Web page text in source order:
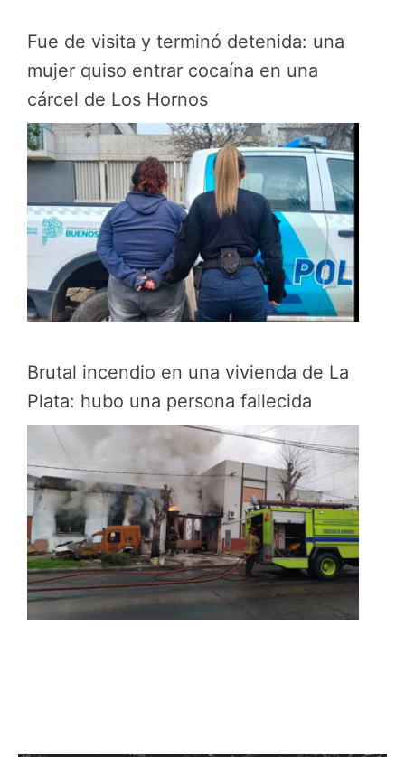
Fue de visita y terminó detenida: una
mujer quiso entrar cocaína en una
cárcel de Los Hornos
Brutal incendio en una vivienda de La
Plata: hubo una persona fallecida